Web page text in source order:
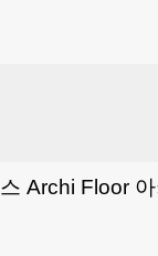
Archi Floor